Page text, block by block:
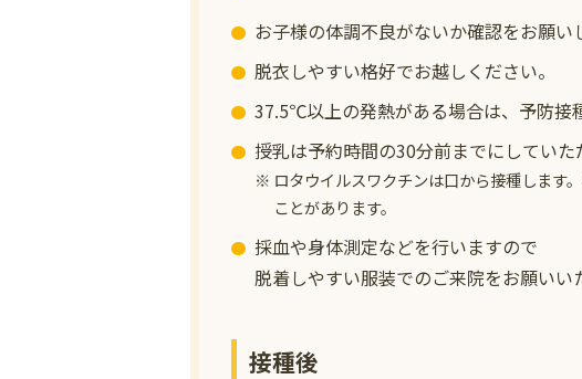
お子様の体調不良がないか確認をお願い
脱衣しやすい格好でお越しください。
37.5℃以上の発熱がある場合は、予防接
授乳は予約時間の30分前までにしていた
ロタウイルスワクチンは口から接種します
ことがあります。
採血や身体測定などを行いますので
脱着しやすい服装でのご来院をお願いい
接種後